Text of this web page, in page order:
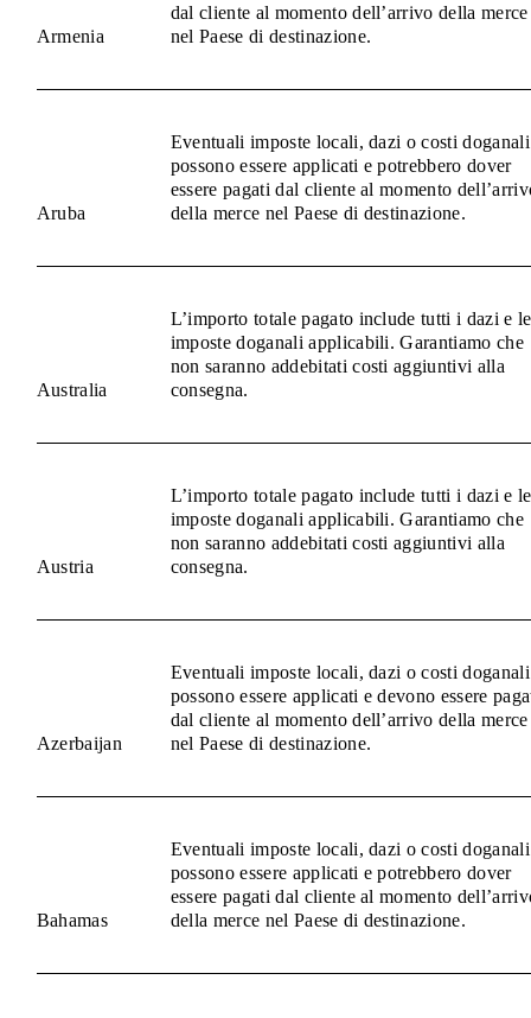
Armenia
dal cliente al momento dell’arrivo della merce
nel Paese di destinazione.
Aruba
Eventuali imposte locali, dazi o costi doganali
possono essere applicati e potrebbero dover
essere pagati dal cliente al momento
della merce nel Paese di destinazione.
Australia
L’importo totale pagato include tutti i dazi e le
imposte doganali applicabili. Garantiamo che
non saranno addebitati costi aggiuntivi alla
consegna.
Austria
L’importo totale pagato include tutti i dazi e le
imposte doganali applicabili. Garantiamo che
non saranno addebitati costi aggiuntivi alla
consegna.
Azerbaijan
Eventuali imposte locali, dazi o costi doganali
possono essere applicati e devono essere
dal cliente al momento dell’arrivo della merce
nel Paese di destinazione.
Bahamas
Eventuali imposte locali, dazi o costi doganali
possono essere applicati e potrebbero dover
essere pagati dal cliente al momento
della merce nel Paese di destinazione.